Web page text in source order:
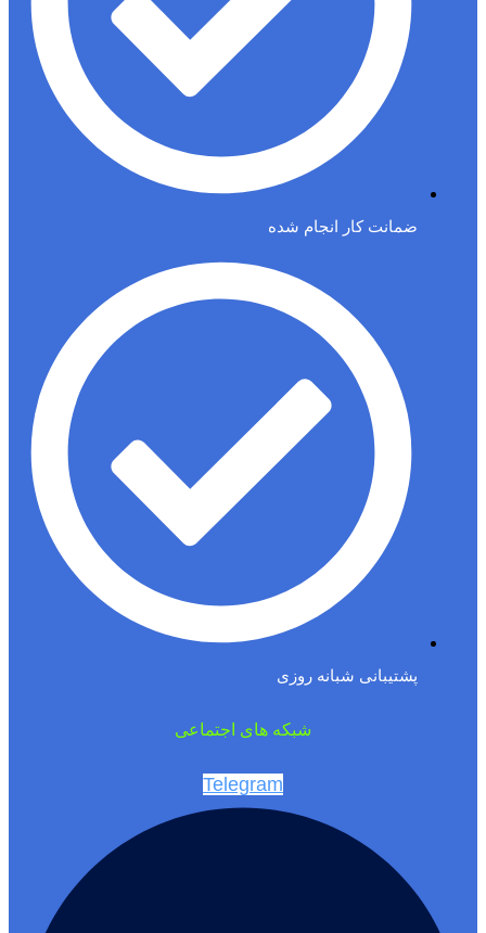
ضمانت کار انجام شده
پشتیبانی شبانه روزی
شبکه های اجتماعی
Telegram